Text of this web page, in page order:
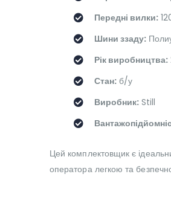
Передні вилки:
Шини ззаду:
Рік виробництва:
Стан: б/у
Виробник: Still
Цей комплектовщик є
оператора легкою та